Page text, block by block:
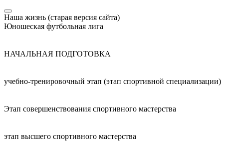
Наша жизнь (старая версия сайта)
Юношеская футбольная лига
НАЧАЛЬНАЯ ПОДГОТОВКА
учебно-тренировочный этап (этап спортивной специализации)
Этап совершенствования спортивного мастерства
этап высшего спортивного мастерства